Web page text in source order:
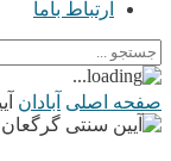
ارتباط باما
صفحه اصلی آبادان